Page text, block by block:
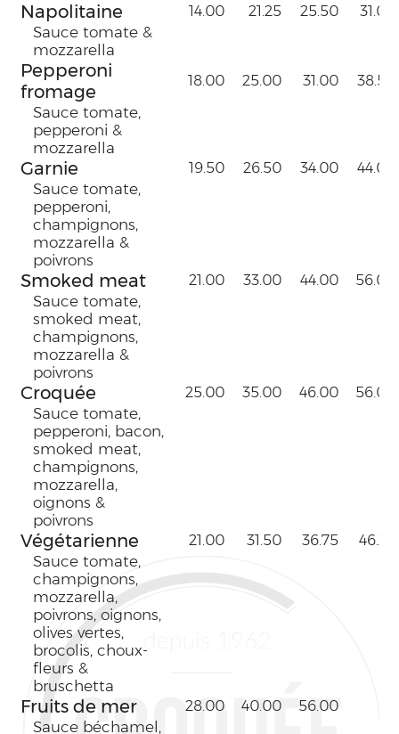
Napolitaine 14.00 21.25 25.50 31.00
Sauce tomate &
mozzarella
Pepperoni
fromage
18.00 25.00 31.00 38.50
Sauce tomate,
pepperoni &
mozzarella
Garnie 19.50 26.50 34.00 44.00
Sauce tomate,
pepperoni,
champignons,
mozzarella &
poivrons
Smoked meat 21.00 33.00 44.00 56.00
Sauce tomate,
smoked meat,
champignons,
mozzarella &
poivrons
Croquée 25.00 35.00 46.00 56.00
Sauce tomate,
pepperoni, bacon,
smoked meat,
champignons,
mozzarella,
oignons &
poivrons
Végétarienne 21.00 31.50 36.75 46.25
Sauce tomate,
champignons,
mozzarella,
poivrons, oignons,
olives vertes,
brocolis, choux-
fleurs &
bruschetta
Fruits de mer 28.00 40.00 56.00
Sauce béchamel,